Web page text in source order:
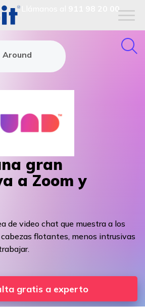
911 98 20 00
de proveedores
Around
gran
a Zoom y
de video chat que muestra a los
flotantes, menos intrusivas
gratis a experto